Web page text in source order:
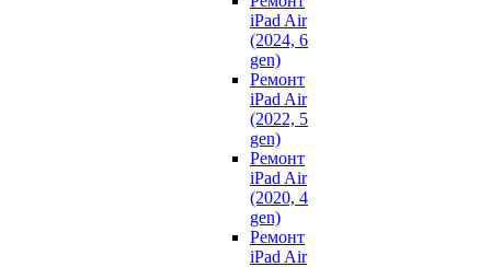
iPad Air
(2024, 6
gen)
Ремонт
iPad Air
(2022, 5
gen)
Ремонт
iPad Air
(2020, 4
gen)
Ремонт
iPad Air